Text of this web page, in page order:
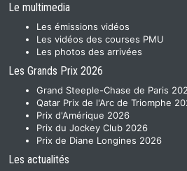
Le multimedia
Les émissions vidéos
Les vidéos des courses PMU
Les photos des arrivées
Les Grands Prix 2026
Grand Steeple-Chase de Paris
Qatar Prix de l'Arc de Triomphe
Prix d'Amérique 2026
Prix du Jockey Club 2026
Prix de Diane Longines 2026
Les actualités